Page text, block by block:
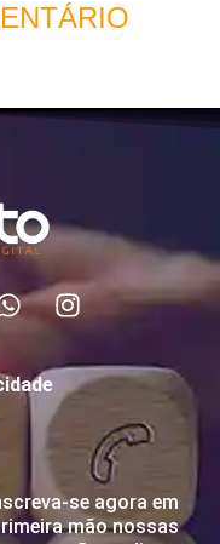
se agora em
mão nossas